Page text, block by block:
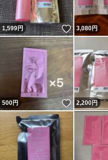
1,599円 いいね！
3,080円
500円 いいね！
2,200円